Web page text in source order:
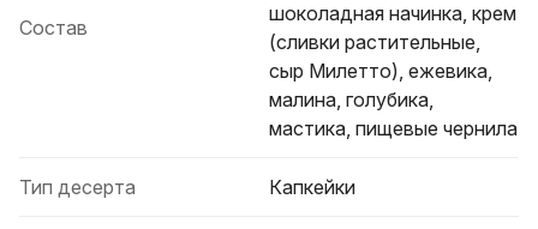
Состав
шоколадная начинка, крем
(сливки растительные,
сыр Милетто), ежевика,
малина, голубика,
мастика, пищевые чернила
Тип десерта Капкейки